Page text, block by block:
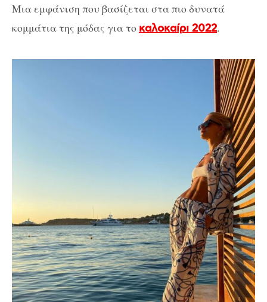
Μια εμφάνιση που βασίζεται στα πιο δυνατά
κομμάτια της μόδας για το καλοκαίρι 2022.